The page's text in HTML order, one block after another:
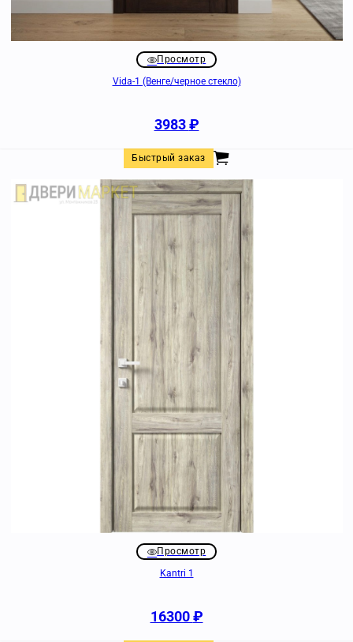
Просмотр
Vida-1 (Венге/черное стекло)
3983₽
Быстрый заказ
Просмотр
Kantri 1
16300₽